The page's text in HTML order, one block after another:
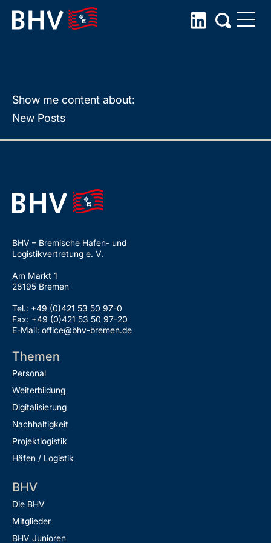
Skip{ Reeder }
Show me content about:
New Posts
BHV – Bremische Hafen- und
Logistikvertretung e. V.
Am Markt 1
28195 Bremen
Tel.: +49 (0)421 53 50 97-0
Fax: +49 (0)421 53 50 97-20
E-Mail: office@bhv-bremen.de
Themen
Personal
Weiterbildung
Digitalisierung
Nachhaltigkeit
Projektlogistik
Häfen / Logistik
BHV
Die BHV
Mitglieder
BHV Junioren